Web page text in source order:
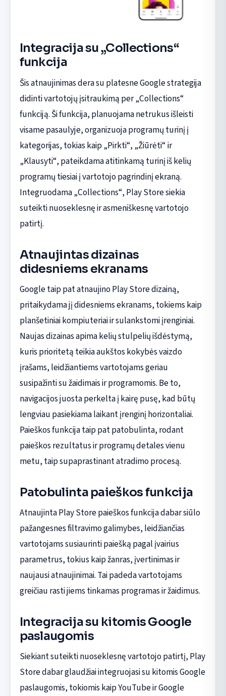
Integracija su „Collections“
funkcija
Šis atnaujinimas dera su platesne Google strategija
didinti vartotojų įsitraukimą per „Collections“
funkciją. Ši funkcija, planuojama netrukus išleisti
visame pasaulyje, organizuoja programų turinį į
kategorijas, tokias kaip „Pirkti“, „Žiūrėti“ ir
„Klausyti“, pateikdama atitinkamą turinį iš kelių
programų tiesiai į vartotojo pagrindinį ekraną.
Integruodama „Collections“, Play Store siekia
suteikti nuoseklesnę ir asmeniškesnę vartotojo
patirtį.
Atnaujintas dizainas
didesniems ekranams
Google taip pat atnaujino Play Store dizainą,
pritaikydama jį didesniems ekranams, tokiems kaip
planšetiniai kompiuteriai ir sulankstomi įrenginiai.
Naujas dizainas apima kelių stulpelių išdėstymą,
kuris prioritetą teikia aukštos kokybės vaizdo
įrašams, leidžiantiems vartotojams geriau
susipažinti su žaidimais ir programomis. Be to,
navigacijos juosta perkelta į kairę pusę, kad būtų
lengviau pasiekiama laikant įrenginį horizontaliai.
Paieškos funkcija taip pat patobulinta, rodant
paieškos rezultatus ir programų detales vienu
metu, taip supaprastinant atradimo procesą.
Patobulinta paieškos funkcija
Atnaujinta Play Store paieškos funkcija dabar siūlo
pažangesnes filtravimo galimybes, leidžiančias
vartotojams susiaurinti paiešką pagal įvairius
parametrus, tokius kaip žanras, įvertinimas ir
naujausi atnaujinimai. Tai padeda vartotojams
greičiau rasti jiems tinkamas programas ir žaidimus.
Integracija su kitomis Google
paslaugomis
Siekiant suteikti nuoseklesnę vartotojo patirtį, Play
Store dabar glaudžiai integruojasi su kitomis Google
paslaugomis, tokiomis kaip YouTube ir Google